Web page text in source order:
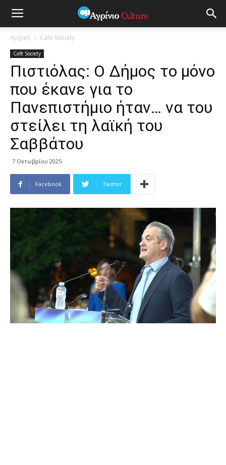
Αρχική Café Society
Café Society
Πιστιόλας: Ο Δήμος το μόνο
που έκανε για το
Πανεπιστήμιο ήταν… να του
στείλει τη λαϊκή του
Σαββάτου
7 Οκτωβρίου 2025
Facebook Twitter